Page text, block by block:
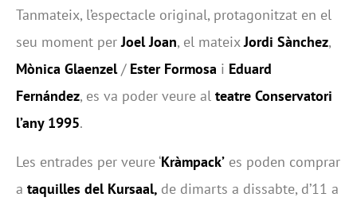
Tanmateix, l’espectacle original, protagonitzat en el
seu moment perJoel Joan, el mateixJordi Sànchez,
Mònica Glaenzel/ Ester Formosa i Eduard
Fernández, es va poder veure al teatre Conservatori
l’any 1995.
Les entrades per veure ‘Kràmpack’ es poden comprar
a taquilles del Kursaal, de dimarts a dissabte, d’11 a